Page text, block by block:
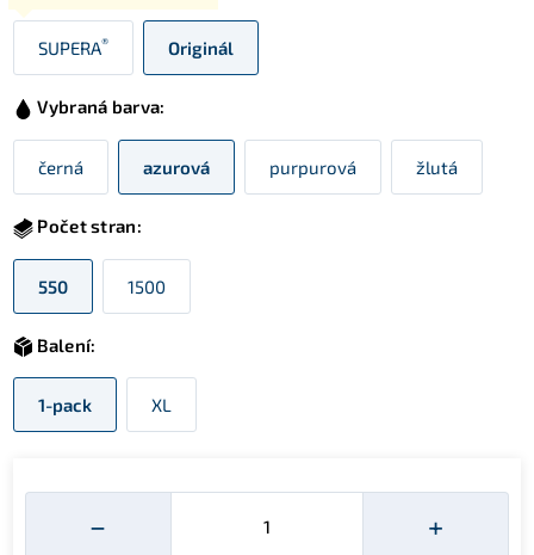
SUPERA® Originál
Vybraná barva:
černá azurová purpurová žlutá
Počet stran:
550 1500
Balení:
1-pack XL
−
Množství
+